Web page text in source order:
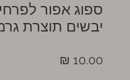
ספוג אפור
יבשים תוצרת